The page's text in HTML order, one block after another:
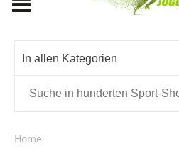
In allen Kategorien
Home